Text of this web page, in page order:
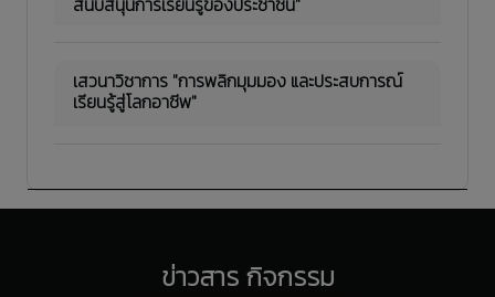
เสวนาวิชาการ "การพลิกมุมมอง และประสบการณ์
เรียนรู้สู่โลกอาชีพ"
ข่าวสาร กิจกรรม